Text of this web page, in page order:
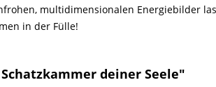
multidimensionalen Energiebilder
in der Fülle!
deiner Seele"